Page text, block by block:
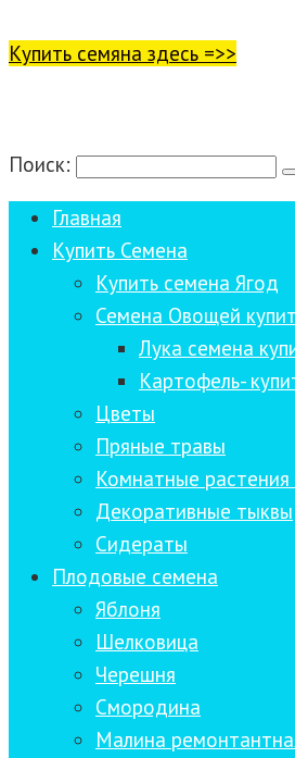
Купить семяна здесь =>>
Поиск:
Главная
Купить Семена
Купить семена Ягод
Семена Овощей
Лука семена
Картофель-
Цветы
Пряные травы
Комнатные
Декоративные тыквы
Сидераты
Плодовые семена
Яблоня
Шелковица
Черешня
Смородина
Малина